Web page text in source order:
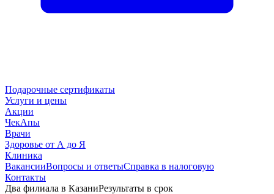
Подарочные сертификаты
Услуги и цены
Акции
ЧекАпы
Врачи
Здоровье от А до Я
Клиника
ВакансииВопросы и ответыСправка в налоговую
Контакты
Два филиала в КазаниРезультаты в срок